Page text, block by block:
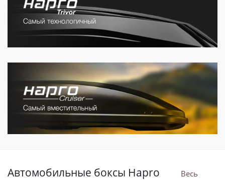
Автомобильные боксы Hapro
Весь